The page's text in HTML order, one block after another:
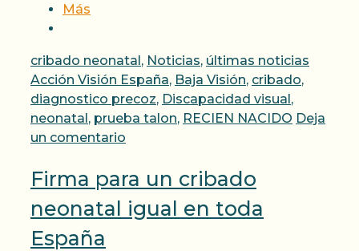
Más
Categorías
cribado neonatal, Noticias, últimas noticias
Acción Visión España, Baja Visión, cribado,
diagnostico precoz, Discapacidad visual,
neonatal, prueba talon, RECIEN NACIDO Deja
un comentario
Firma para un cribado
neonatal igual en toda
España